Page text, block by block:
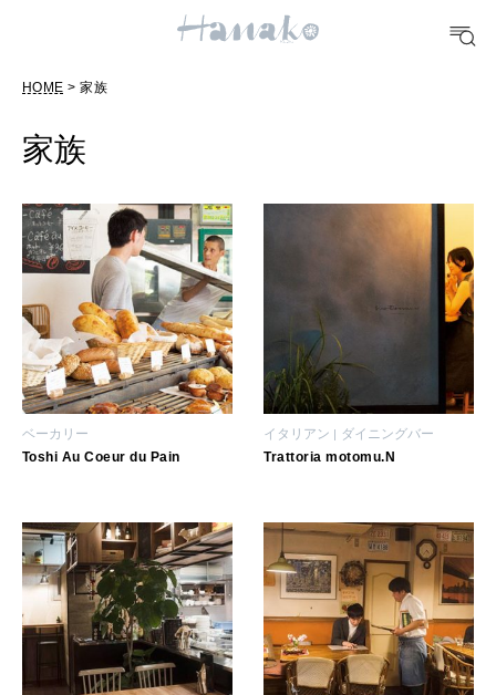
POPULAR TAGS
FOOD
おいしい
TRAVEL
どこ行く？
FORTUNE
明日のわたし
[12星座別] Monthly Love Holoscope
女神まり愛のタロットメッセージ
算命学がわかる今月のあなた
HEALTH
自分にやさしく
LEARN
知る、考える
HOME > 家族
家族
ベーカリー
Toshi Au Coeur du Pain
イタリアン ダイニングバー
Trattoria motomu.N